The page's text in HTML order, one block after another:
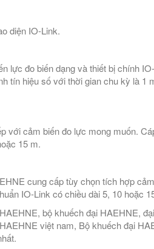
diện IO-Link.
lực đo biến dạng và thiết bị chính
tín hiệu số với thời gian chu kỳ là
với cảm biến đo lực mong muốn.
15 m.
cung cấp tùy chọn tích hợp
IO-Link có chiều dài 5, 10 hoặc
bộ khuếch đại HAEHNE,
việt nam, Bộ khuếch đại